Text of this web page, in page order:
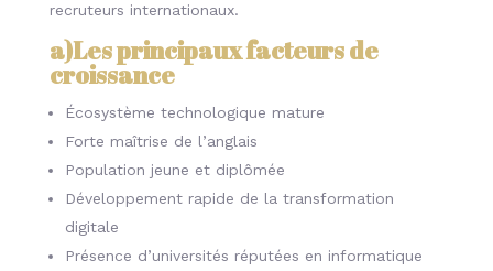
recruteurs internationaux.
a)Les principaux facteurs de
croissance
Écosystème technologique mature
Forte maîtrise de l’anglais
Population jeune et diplômée
Développement rapide de la transformation
digitale
Présence d’universités réputées en informatique